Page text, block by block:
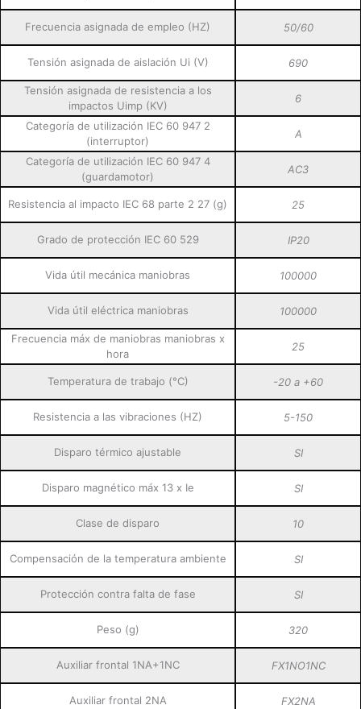
Frecuencia asignada de empleo (HZ) 50/60
Tensión asignada de aislación Ui (V) 690
Tensión asignada de resistencia a los
impactos Uimp (KV)
6
Categoría de utilización IEC 60 947 2
(interruptor)
A
Categoría de utilización IEC 60 947 4
(guardamotor)
AC3
Resistencia al impacto IEC 68 parte 2 27 (g) 25
Grado de protección IEC 60 529 IP20
Vida útil mecánica maniobras 100000
Vida útil eléctrica maniobras 100000
Frecuencia máx de maniobras maniobras x
hora
25
Temperatura de trabajo (°C) -20 a +60
Resistencia a las vibraciones (HZ) 5-150
Disparo térmico ajustable SI
Disparo magnético máx 13 x Ie SI
Clase de disparo 10
Compensación de la temperatura ambiente SI
Protección contra falta de fase SI
Peso (g) 320
Auxiliar frontal 1NA+1NC FX1NO1NC
Auxiliar frontal 2NA FX2NA